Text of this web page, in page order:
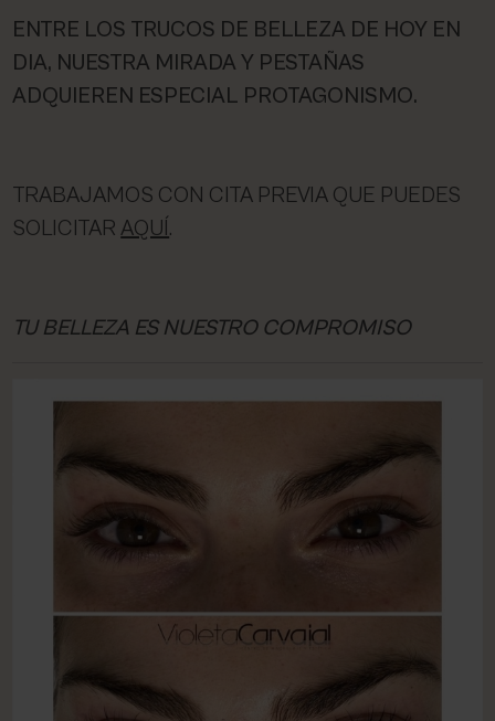
ENTRE LOS TRUCOS DE BELLEZA DE HOY EN
DIA, NUESTRA MIRADA Y PESTAÑAS
ADQUIEREN ESPECIAL PROTAGONISMO.
TRABAJAMOS CON CITA PREVIA QUE PUEDES
SOLICITARAQUÍ.
TU BELLEZA ES NUESTRO COMPROMISO